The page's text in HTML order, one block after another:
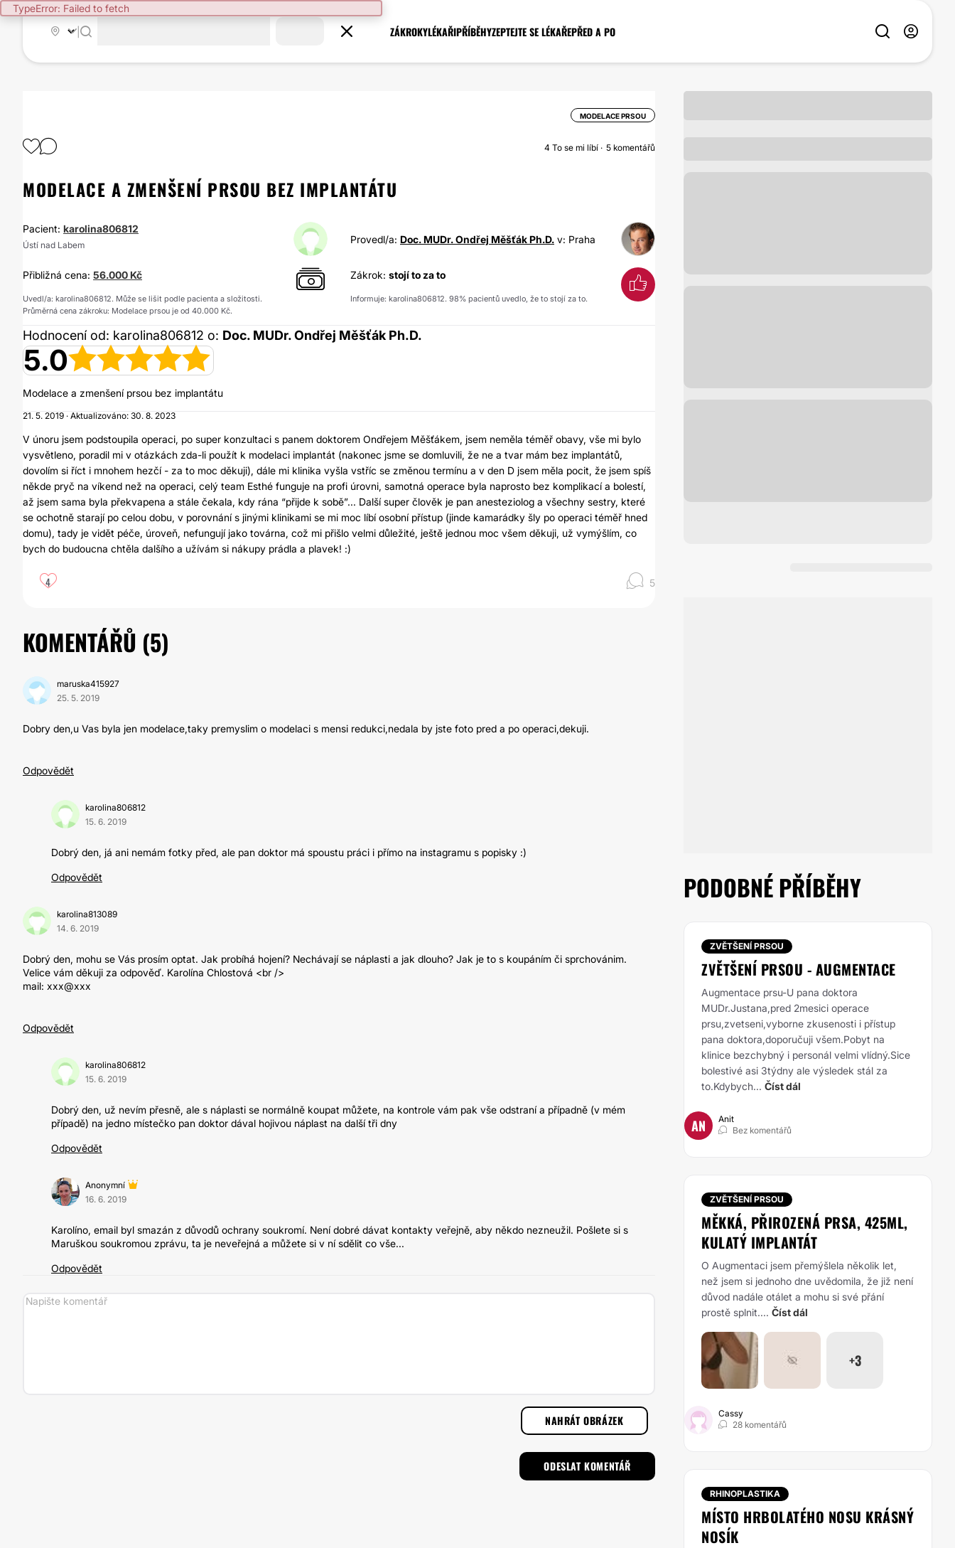
TypeError: Failed to fetch
ZÁKROKYLÉKAŘIPŘÍBĚHYZEPTEJTE SE LÉKAŘEPŘED A PO
MODELACE PRSOU
4 To se mi líbí 5 komentářů
MODELACE A ZMENŠENÍ PRSOU BEZ IMPLANTÁTU
Pacient: karolina806812
Ústí nad Labem Provedl/a: Doc. MUDr. Ondřej Měšťák Ph.D. v: Praha
Přibližná cena: 56.000 Kč
Uvedl/a: karolina806812. Může se lišit podle pacienta a složitosti.
Průměrná cena zákroku: Modelace prsou je od 40.000 Kč.
Zákrok: stojí to za to
Informuje: karolina806812. 98% pacientů uvedlo, že to stojí za to.
Hodnocení od: karolina806812 o: Doc. MUDr. Ondřej Měšťák Ph.D.
5.0
Modelace a zmenšení prsou bez implantátu
21. 5. 2019 · Aktualizováno: 30. 8. 2023
V únoru jsem podstoupila operaci, po super konzultaci s panem doktorem Ondřejem Měšťákem, jsem neměla téměř obavy, vše mi bylo
vysvětleno, poradil mi v otázkách zda-li použít k modelaci implantát (nakonec jsme se domluvili, že ne a tvar mám bez implantátů,
dovolím si říct i mnohem hezčí - za to moc děkuji), dále mi klinika vyšla vstříc se změnou termínu a v den D jsem měla pocit, že jsem spíš
někde pryč na víkend než na operaci, celý team Esthé funguje na profi úrovni, samotná operace byla naprosto bez komplikací a bolestí,
až jsem sama byla překvapena a stále čekala, kdy rána “přijde k sobě”... Další super člověk je pan anesteziolog a všechny sestry, které
se ochotně starají po celou dobu, v porovnání s jinými klinikami se mi moc líbí osobní přístup (jinde kamarádky šly po operaci téměř hned
domu), tady je vidět péče, úroveň, nefungují jako továrna, což mi přišlo velmi důležité, ještě jednou moc všem děkuji, už vymýšlím, co
bych do budoucna chtěla dalšího a užívám si nákupy prádla a plavek! :)
4 5
KOMENTÁŘŮ (5)
maruska415927
25. 5. 2019
Dobry den,u Vas byla jen modelace,taky premyslim o modelaci s mensi redukci,nedala by jste foto pred a po operaci,dekuji.
Odpovědět
karolina806812
15. 6. 2019
Dobrý den, já ani nemám fotky před, ale pan doktor má spoustu práci i přímo na instagramu s popisky :)
Odpovědět
karolina813089
14. 6. 2019
Dobrý den, mohu se Vás prosím optat. Jak probíhá hojení? Nechávají se náplasti a jak dlouho? Jak je to s koupáním či sprchovánim.
Velice vám děkuji za odpověď. Karolína Chlostová <br />
mail: xxx@xxx
Odpovědět
karolina806812
15. 6. 2019
Dobrý den, už nevím přesně, ale s náplasti se normálně koupat můžete, na kontrole vám pak vše odstraní a případně (v mém
případě) na jedno místečko pan doktor dával hojivou náplast na další tři dny
Odpovědět
Anonymní
16. 6. 2019
Karolíno, email byl smazán z důvodů ochrany soukromí. Není dobré dávat kontakty veřejně, aby někdo nezneužil. Pošlete si s
Maruškou soukromou zprávu, ta je neveřejná a můžete si v ní sdělit co vše...
Odpovědět
NAHRÁT OBRÁZEK
PODOBNÉ PŘÍBĚHY
ZVĚTŠENÍ PRSOU
ZVĚTŠENÍ PRSOU - AUGMENTACE
Augmentace prsu-U pana doktora
MUDr.Justana,pred 2mesici operace
prsu,zvetseni,vyborne zkusenosti i přístup
pana doktora,doporučuji všem.Pobyt na
klinice bezchybný i personál velmi vlídný.Sice
bolestivé asi 3týdny ale výsledek stál za
to.Kdybych... Číst dál
AN
Anit
Bez komentářů
ZVĚTŠENÍ PRSOU
MĚKKÁ, PŘIROZENÁ PRSA, 425ML,
KULATÝ IMPLANTÁT
O Augmentaci jsem přemýšlela několik let,
než jsem si jednoho dne uvědomila, že již není
důvod nadále otálet a mohu si své přání
prostě splnit.... Číst dál
+3
Cassy
28 komentářů
RHINOPLASTIKA
MÍSTO HRBOLATÉHO NOSU KRÁSNÝ
NOSÍK